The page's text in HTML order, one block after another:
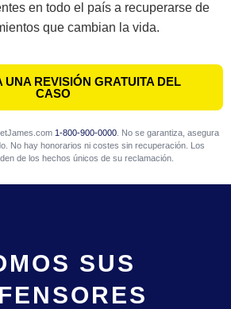
en todo el país a recuperarse de
que cambian la vida.
UNA REVISIÓN GRATUITA DEL
CASO
1-800-900-0000. No se garantiza, asegura
No hay honorarios ni costes sin recuperación. Los
de los hechos únicos de su reclamación.
SUS